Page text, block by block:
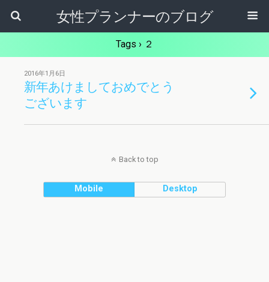
女性プランナーのブログ
Tags › ２
2016年1月6日
新年あけましておめでとう
ございます
Back to top
Mobile Desktop